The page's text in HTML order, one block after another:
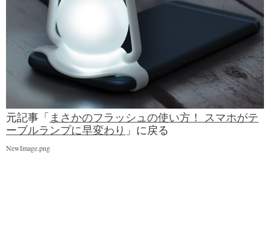
元記事「まさかのフラッシュの使い方！ スマホがテ
ーブルランプに早変わり 」に戻る
NewImage.png